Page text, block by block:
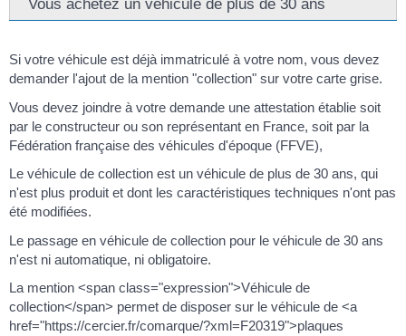
Vous achetez un véhicule de plus de 30 ans
Si votre véhicule est déjà immatriculé à votre nom, vous devez
demander l'ajout de la mention "collection" sur votre carte grise.
Vous devez joindre à votre demande une attestation établie soit
par le constructeur ou son représentant en France, soit par la
Fédération française des véhicules d'époque (FFVE),
Le véhicule de collection est un véhicule de plus de 30 ans, qui
n'est plus produit et dont les caractéristiques techniques n'ont pas
été modifiées.
Le passage en véhicule de collection pour le véhicule de 30 ans
n'est ni automatique, ni obligatoire.
La mention <span class="expression">Véhicule de
collection</span> permet de disposer sur le véhicule de <a
href="https://cercier.fr/comarque/?xml=F20319">plaques